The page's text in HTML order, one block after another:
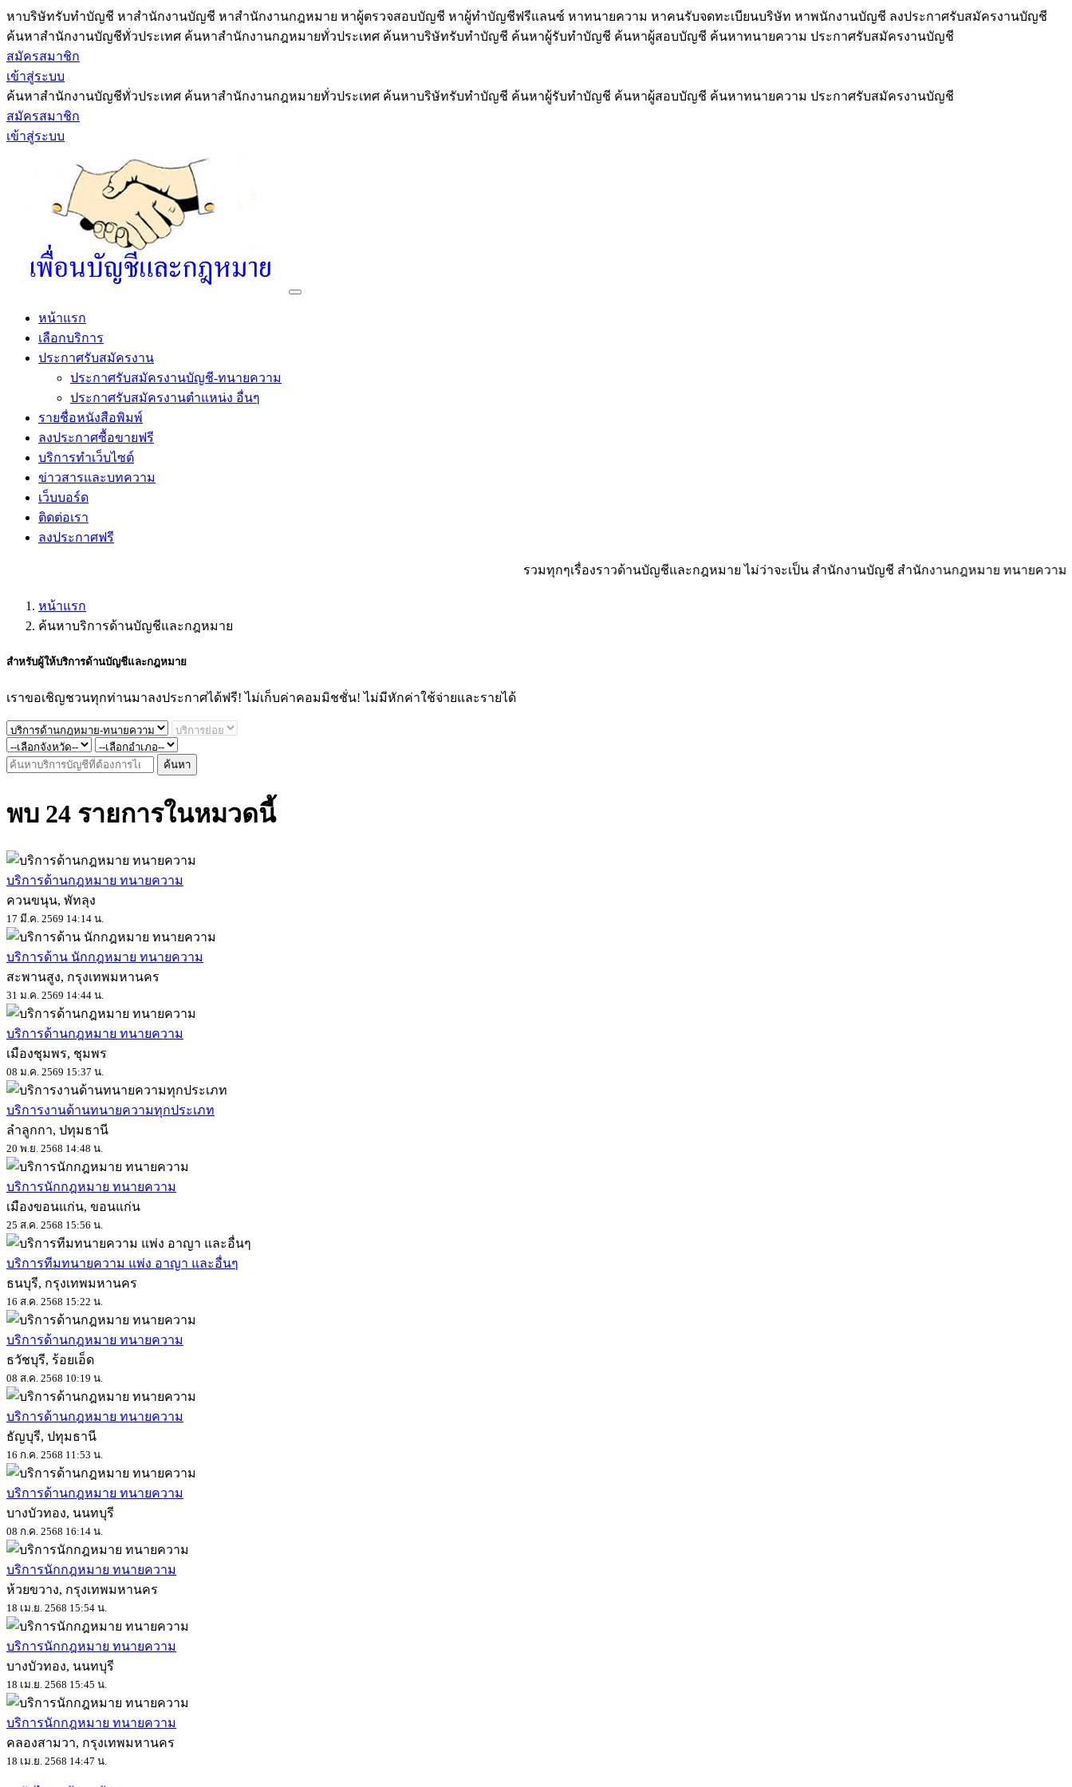
หาบริษัทรับทำบัญชี หาสำนักงานบัญชี หาสำนักงานกฎหมาย หาผู้ตรวจสอบบัญชี หาผู้ทำบัญชีฟรีแลนซ์ หาทนายความ หาคนรับจดทะเบียนบริษัท หาพนักงานบัญชี ลงประกาศรับสมัครงานบัญชี
ค้นหาสำนักงานบัญชีทั่วประเทศ ค้นหาสำนักงานกฎหมายทั่วประเทศ ค้นหาบริษัทรับทำบัญชี ค้นหาผู้รับทำบัญชี ค้นหาผู้สอบบัญชี ค้นหาทนายความ ประกาศรับสมัครงานบัญชี
สมัครสมาชิก
เข้าสู่ระบบ
ค้นหาสำนักงานบัญชีทั่วประเทศ ค้นหาสำนักงานกฎหมายทั่วประเทศ ค้นหาบริษัทรับทำบัญชี ค้นหาผู้รับทำบัญชี ค้นหาผู้สอบบัญชี ค้นหาทนายความ ประกาศรับสมัครงานบัญชี
สมัครสมาชิก
เข้าสู่ระบบ
หน้าแรก
เลือกบริการ
ประกาศรับสมัครงาน
ประกาศรับสมัครงานบัญชี-ทนายความ
ประกาศรับสมัครงานตำแหน่ง อื่นๆ
รายชื่อหนังสือพิมพ์
ลงประกาศซื้อขายฟรี
บริการทำเว็บไซต์
ข่าวสารและบทความ
เว็บบอร์ด
ติดต่อเรา
ลงประกาศฟรี
รวมทุกๆเรื่องราวด้านบัญชีและกฎหมาย ไม่ว่าจะเป็น สำนักงานบัญชี สำนักงานกฎหมาย ทนายความ ผู้
หน้าแรก
ค้นหาบริการด้านบัญชีและกฎหมาย
สำหรับผู้ให้บริการด้านบัญชีและกฎหมาย
เราขอเชิญชวนทุกท่านมาลงประกาศได้ฟรี! ไม่เก็บค่าคอมมิชชั่น! ไม่มีหักค่าใช้จ่ายและรายได้
ค้นหา
พบ 24 รายการในหมวดนี้
บริการด้านกฎหมาย ทนายความ
ควนขนุน, พัทลุง
17 มี.ค. 2569 14:14 น.
บริการด้าน นักกฎหมาย ทนายความ
สะพานสูง, กรุงเทพมหานคร
31 ม.ค. 2569 14:44 น.
บริการด้านกฎหมาย ทนายความ
เมืองชุมพร, ชุมพร
08 ม.ค. 2569 15:37 น.
บริการงานด้านทนายความทุกประเภท
ลำลูกกา, ปทุมธานี
20 พ.ย. 2568 14:48 น.
บริการนักกฎหมาย ทนายความ
เมืองขอนแก่น, ขอนแก่น
25 ส.ค. 2568 15:56 น.
บริการทีมทนายความ แพ่ง อาญา และอื่นๆ
ธนบุรี, กรุงเทพมหานคร
16 ส.ค. 2568 15:22 น.
บริการด้านกฎหมาย ทนายความ
ธวัชบุรี, ร้อยเอ็ด
08 ส.ค. 2568 10:19 น.
บริการด้านกฎหมาย ทนายความ
ธัญบุรี, ปทุมธานี
16 ก.ค. 2568 11:53 น.
บริการด้านกฎหมาย ทนายความ
บางบัวทอง, นนทบุรี
08 ก.ค. 2568 16:14 น.
บริการนักกฎหมาย ทนายความ
ห้วยขวาง, กรุงเทพมหานคร
18 เม.ย. 2568 15:54 น.
บริการนักกฎหมาย ทนายความ
บางบัวทอง, นนทบุรี
18 เม.ย. 2568 15:45 น.
บริการนักกฎหมาย ทนายความ
คลองสามวา, กรุงเทพมหานคร
18 เม.ย. 2568 14:47 น.